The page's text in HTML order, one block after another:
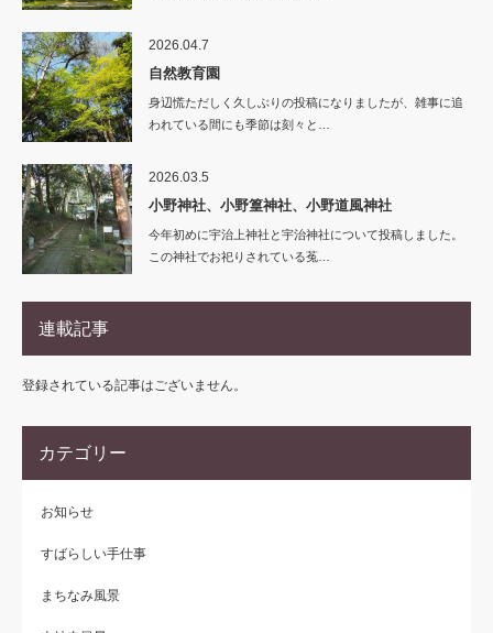
2026.04.7
自然教育園
身辺慌ただしく久しぶりの投稿になりましたが、雑事に追
われている間にも季節は刻々と…
2026.03.5
小野神社、小野篁神社、小野道風神社
今年初めに宇治上神社と宇治神社について投稿しました。
この神社でお祀りされている菟…
連載記事
登録されている記事はございません。
カテゴリー
お知らせ
すばらしい手仕事
まちなみ風景